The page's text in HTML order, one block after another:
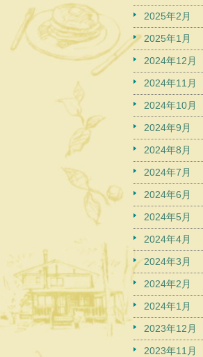
2025年2月
2025年1月
2024年12月
2024年11月
2024年10月
2024年9月
2024年8月
2024年7月
2024年6月
2024年5月
2024年4月
2024年3月
2024年2月
2024年1月
2023年12月
2023年11月